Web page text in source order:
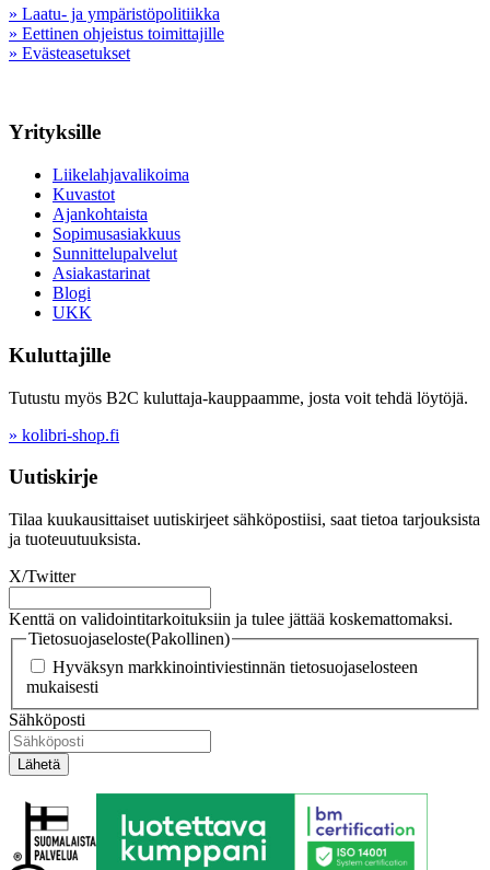
» Laatu- ja ympäristöpolitiikka
» Eettinen ohjeistus toimittajille
» Evästeasetukset
Yrityksille
Liikelahjavalikoima
Kuvastot
Ajankohtaista
Sopimusasiakkuus
Sunnittelupalvelut
Asiakastarinat
Blogi
UKK
Kuluttajille
Tutustu myös B2C kuluttaja-kauppaamme, josta voit tehdä löytöjä.
» kolibri-shop.fi
Uutiskirje
Tilaa kuukausittaiset uutiskirjeet sähköpostiisi, saat tietoa tarjouksista
ja tuoteuutuuksista.
X/Twitter
Kenttä on validointitarkoituksiin ja tulee jättää koskemattomaksi.
Tietosuojaseloste(Pakollinen)
Hyväksyn markkinointiviestinnän tietosuojaselosteen
mukaisesti
Sähköposti